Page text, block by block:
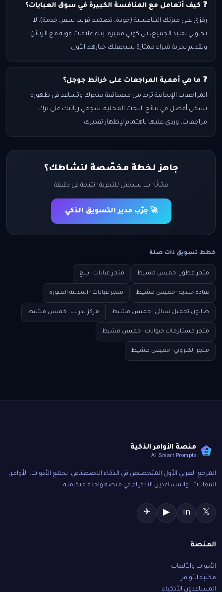
❓ كيف أتعامل مع المنافسة الكبيرة في سوق العبايات؟
ركزي على ميزتك التنافسية (جودة، تصميم فريد، سعر، خدمة). لا
تحاولي تقليد الجميع، بل كوني مميزة. بناء علاقات قوية مع الزبائن
وتقديم تجربة شراء ممتازة سيجعلك خيارهم الأول.
❓ ما هي أهمية المراجعات على خرائط جوجل؟
المراجعات الإيجابية تزيد من مصداقية متجرك وتساعد في ظهوره
بشكل أفضل في نتائج البحث المحلية. شجعي زبائنك على ترك
مراجعات، وردي عليها باهتمام لإظهار تقديرك.
جاهز لخطة مخصّصة لنشاطك؟
مجّانًا · بلا تسجيل للتجربة · نتيجة في دقيقة
🚀 جرّب مدير التسويق الذكي
خطط تسويق ذات صلة
متجر عطور · خميس مشيط متجر عبايات · ينبع
عيادة جلدية · خميس مشيط متجر عبايات · المدينة المنورة
صالون تجميل نسائي · خميس مشيط مركز تدريب · خميس مشيط
متجر مستلزمات حيوانات · خميس مشيط
متجر إلكتروني · خميس مشيط
AI
SP
منصة الأوامر الذكية
AI Smart Prompts
المرجع العربي الأول المتخصص في الذكاء الاصطناعي. نجمع الأدوات، الأوامر،
المقالات، والمساعدين الأذكياء في منصة واحدة متكاملة.
𝕏
in
▶
✈
المنصة
الأدوات والألعاب
مكتبة الأوامر
المساعدون الأذكياء